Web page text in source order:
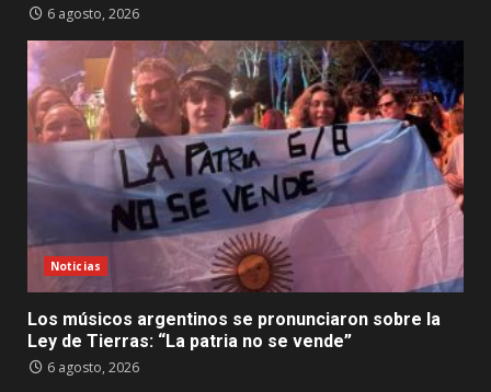
6 agosto, 2026
Noticias
Los músicos argentinos se pronunciaron sobre la
Ley de Tierras: “La patria no se vende”
6 agosto, 2026